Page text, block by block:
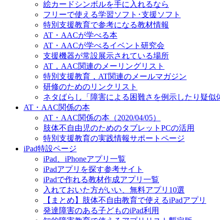
絵カードシンボルを手に入れるなら
フリーで使える学習ソフト･支援ソフト
特別支援教育で参考になる教材情報
AT・AACが学べる本
AT・AACが学べるイベント研究会
支援機器が常設展示されている場所
AT，AAC関連のメーリングリスト
特別支援教育，AT関連のメールマガジン
研修のためのリンクリスト
ネタばらし「障害による困難さを例示したり疑似
AT・AAC関係の本
AT・AAC関係の本（2020/04/05）
肢体不自由児のためのタブレットPCの活用
特別支援教育の実践情報サポートページ
iPad特設ページ
iPad、iPhoneアプリ一覧
iPadアプリを探す参考サイト
iPadで作れる教材作成アプリ一覧
入れておいた方がいい、無料アプリ10選
【まとめ】肢体不自由教育で使えるiPadアプリ
発達障害のある子どものiPad利用